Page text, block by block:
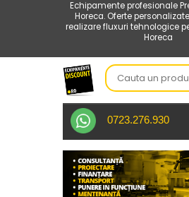
Echipamente profesionale
Horeca. Oferte
realizare fluxuri tehnologice
Horeca
0723.276.930